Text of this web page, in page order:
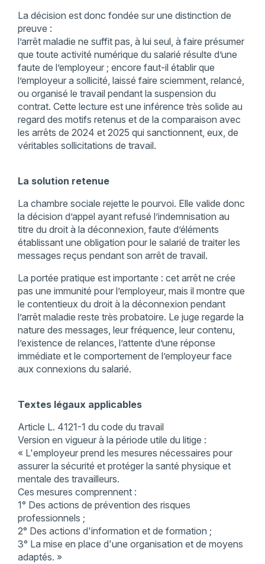
La décision est donc fondée sur une distinction de
preuve :
l’arrêt maladie ne suffit pas, à lui seul, à faire présumer
que toute activité numérique du salarié résulte d’une
faute de l’employeur ; encore faut-il établir que
l’employeur a sollicité, laissé faire sciemment, relancé,
ou organisé le travail pendant la suspension du
contrat. Cette lecture est une inférence très solide au
regard des motifs retenus et de la comparaison avec
les arrêts de 2024 et 2025 qui sanctionnent, eux, de
véritables sollicitations de travail.
La solution retenue
La chambre sociale rejette le pourvoi. Elle valide donc
la décision d’appel ayant refusé l’indemnisation au
titre du droit à la déconnexion, faute d’éléments
établissant une obligation pour le salarié de traiter les
messages reçus pendant son arrêt de travail.
La portée pratique est importante : cet arrêt ne crée
pas une immunité pour l’employeur, mais il montre que
le contentieux du droit à la déconnexion pendant
l’arrêt maladie reste très probatoire. Le juge regarde la
nature des messages, leur fréquence, leur contenu,
l’existence de relances, l’attente d’une réponse
immédiate et le comportement de l’employeur face
aux connexions du salarié.
Textes légaux applicables
Article L. 4121-1 du code du travail
Version en vigueur à la période utile du litige :
« L'employeur prend les mesures nécessaires pour
assurer la sécurité et protéger la santé physique et
mentale des travailleurs.
Ces mesures comprennent :
1° Des actions de prévention des risques
professionnels ;
2° Des actions d'information et de formation ;
3° La mise en place d'une organisation et de moyens
adaptés. »